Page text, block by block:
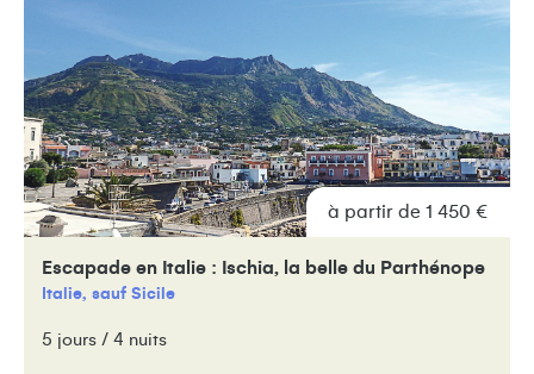
à partir de 1 450 €
Escapade en Italie : Ischia, la belle du Parthénope
Italie, sauf Sicile
5 jours / 4 nuits